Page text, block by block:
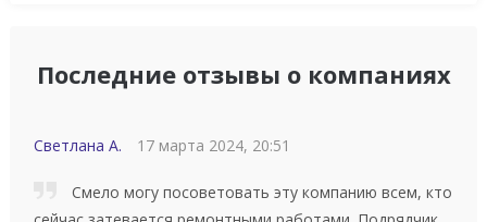
Последние отзывы о компаниях
Светлана А. 17 марта 2024, 20:51
Смело могу посоветовать эту компанию всем, кто